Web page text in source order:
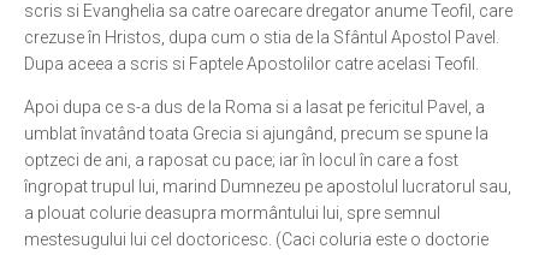
Evenimente
Biserici și mănăstiri
Viață curată
Nevoințe contemporane
Familia de azi
Casa curată
scris si Evanghelia sa catre oarecare dregator anume Teofil, care
crezuse în Hristos, dupa cum o stia de la Sfântul Apostol Pavel.
Dupa aceea a scris si Faptele Apostolilor catre acelasi Teofil.
Apoi dupa ce s-a dus de la Roma si a lasat pe fericitul Pavel, a
umblat învatând toata Grecia si ajungând, precum se spune la
optzeci de ani, a raposat cu pace; iar în locul în care a fost
îngropat trupul lui, marind Dumnezeu pe apostolul lucratorul sau,
a plouat colurie deasupra mormântului lui, spre semnul
mestesugului lui cel doctoricesc. (Caci coluria este o doctorie